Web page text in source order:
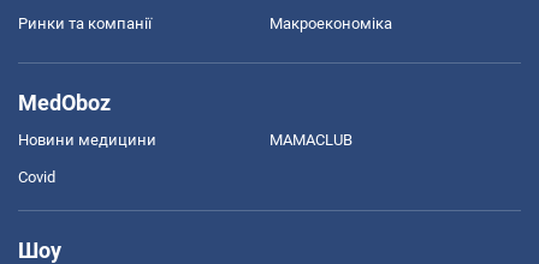
Ринки та компанії Макроекономіка
MedOboz
Новини медицини MAMACLUB
Covid
Шоу